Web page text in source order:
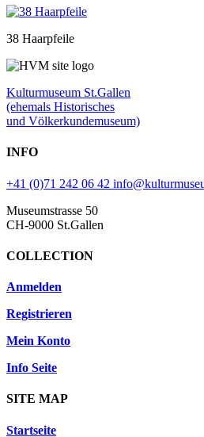
38 Haarpfeile
Kulturmuseum St.Gallen
(ehemals Historisches
und Völkerkundemuseum)
INFO
+41 (0)71 242 06 42
Museumstrasse 50
CH-9000 St.Gallen
COLLECTION
Anmelden
Registrieren
Mein Konto
Info Seite
SITE MAP
Startseite